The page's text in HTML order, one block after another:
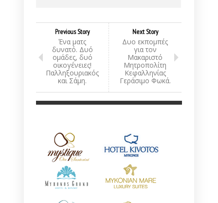
Previous Story
Ένα ματς
δυνατό. Δυό
ομάδες, δυό
οικογένειες!
Παλληξουριακός
και Σάμη.
Next Story
Δυο εκπομπές
για τον
Μακαριστό
Μητροπολίτη
Κεφαλληνίας
Γεράσιμο Φωκά.